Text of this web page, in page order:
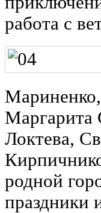
работа с
Маргарита
Локтева,
родной
праздники